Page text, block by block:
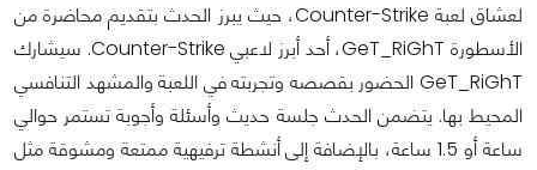
لعشاق لعبة Counter-Strike، حيث يبرز الحدث بتقديم محاضرة من
الأسطورة GeT_RiGhT، أحد أبرز لاعبي Counter-Strike. سيشارك
GeT_RiGhT الحضور بقصصه وتجربته في اللعبة والمشهد التنافسي
المحيط بها. يتضمن الحدث جلسة حديث وأسئلة وأجوبة تستمر حوالي
ساعة أو 1.5 ساعة، بالإضافة إلى أنشطة ترفيهية ممتعة ومشوقة مثل